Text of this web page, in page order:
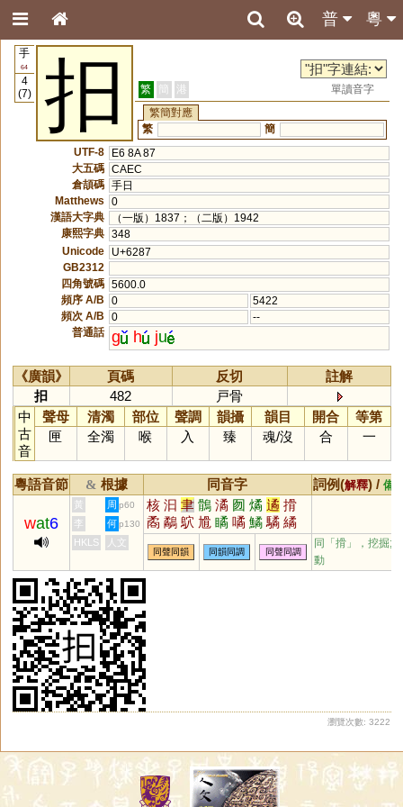
粵
普
手
64
4
(7)
抇 繁 簡 港
單讀音字
繁簡對應
繁
簡
UTF-8
E6 8A 87
大五碼 CAEC
倉頡碼 手日
Matthews
0
漢語大字典
（一版）1837；（二版）1942
康熙字典 348
Unicode
U+6287
GB2312
四角號碼 5600.0
頻序 A/B
0
5422
頻次 A/B
0
--
普通話 g h ju
《廣韻》 頁碼 反切
註解
抇
482
戸骨
中
古
音
聲母 清濁 部位 聲調 韻攝 韻目 開合
等第
匣
全濁 喉 入 臻 魂/沒 合 一
粵語音節 & 根據 同音字 詞例(解釋) / 備
wat6
黃 周 p60 核 汩 聿 鶻 潏 囫 燏 遹 搰
矞 鷸 鴥 尳 瞲 噊 鱊 驈 繘
李 何 p130
HKLS 人文
同聲同韻 同韻同調 同聲同調
同「搰 」，挖掘;攪
動
瀏覽次數: 3222